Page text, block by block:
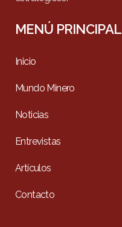
MENÚ PRINCIPAL
Inicio
Mundo Minero
Noticias
Entrevistas
Artículos
Contacto